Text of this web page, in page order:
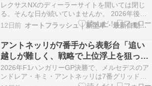
レクサスNXのディーラーサイトを開いては閉じ
る。そんな日が続いていませんか。 2026年後半
から2027年初頭に大幅改良が予定されているとい
う話を耳にして、今買うべきか待つべきか決めら
れない。 気持ちはわかります。 高額な買い物だ
からこそ、後悔したくない。 でも、待つことにも
コ…
12日前 オートフラッシュ｜新型車・最新自動車情報
アントネッリが7番手から表彰台「追い
越しが難しく、戦略で上位浮上を狙っ
た」50点リードで前半戦を締めくくる
2026年F1ハンガリーGP決勝で、メルセデスのア
ンドレア・キミ・アントネッリは7番グリッドか